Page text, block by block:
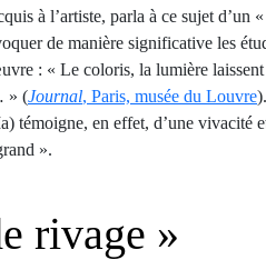
à l’artiste, parla à ce sujet d’un
de manière significative les
: « Le coloris, la lumière
» (Journal, Paris, musée du Louvre
témoigne, en effet, d’une vivacité
».
rivage »